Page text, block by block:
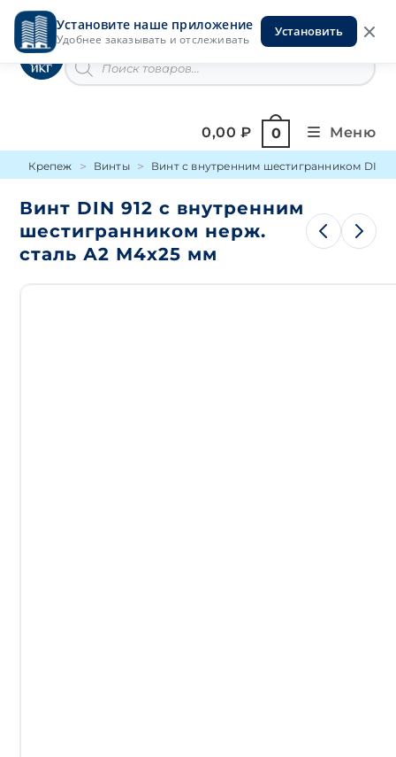
Установите наше приложение
Удобнее заказывать и отслеживать
Установить
Перейти
содержимомуИнструменты на Горской
товаров
0,00₽ 0 Меню
Крепеж Винты Винт с внутренним шестигранником DIN
Винт DIN 912 с внутренним
шестигранником нерж.
сталь А2 М4х25 мм